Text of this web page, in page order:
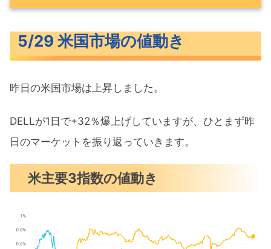
米主要3指数の値動き
為替（ドル円）
S&P500ヒートマップ
セクター別パフォーマンス
S&P500チャート分析
米国市場のトピックス
イラン合意不成立なら攻撃再開の用意
5/29 米国市場の値動き
昨日の米国市場は上昇しました。
DELLが1日で+32％爆上げしていますが、ひとまず昨
日のマーケットを振り返っていきます。
米主要3指数の値動き